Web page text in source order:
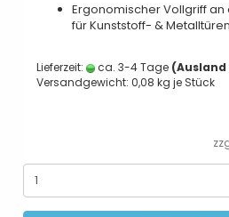
Ergonomischer Vollgriff
für Kunststoff- & Metalltüren
Lieferzeit: ca. 3-4 Tage
Versandgewicht:0,08 kg je Stück